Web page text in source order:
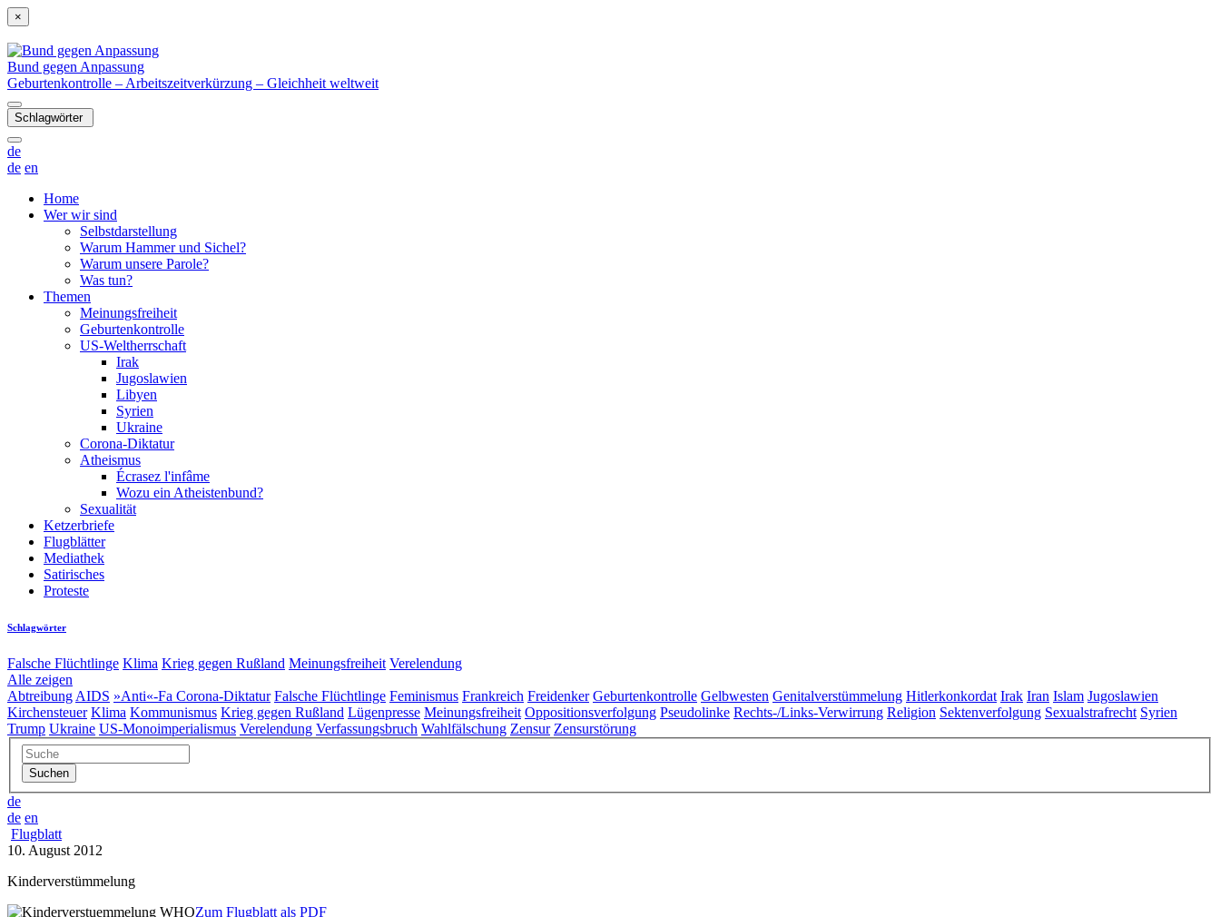
×
Bund gegen Anpassung
Geburtenkontrolle – Arbeitszeitverkürzung – Gleichheit weltweit
Schlagwörter
de
de en
Home
Wer wir sind
Selbstdarstellung
Warum Hammer und Sichel?
Warum unsere Parole?
Was tun?
Themen
Meinungsfreiheit
Geburtenkontrolle
US-Weltherrschaft
Irak
Jugoslawien
Libyen
Syrien
Ukraine
Corona-Diktatur
Atheismus
Écrasez l'infâme
Wozu ein Atheistenbund?
Sexualität
Ketzerbriefe
Flugblätter
Mediathek
Satirisches
Proteste
Schlagwörter
Falsche Flüchtlinge Klima Krieg gegen Rußland Meinungsfreiheit Verelendung
Alle zeigen
Abtreibung AIDS »Anti«-Fa Corona-Diktatur Falsche Flüchtlinge Feminismus Frankreich Freidenker Geburtenkontrolle Gelbwesten Genitalverstümmelung Hitlerkonkordat Irak Iran Islam Jugoslawien
Kirchensteuer Klima Kommunismus Krieg gegen Rußland Lügenpresse Meinungsfreiheit Oppositionsverfolgung Pseudolinke Rechts-/Links-Verwirrung Religion Sektenverfolgung Sexualstrafrecht Syrien
Trump Ukraine US-Monoimperialismus Verelendung Verfassungsbruch Wahlfälschung Zensur Zensurstörung
de
de en
Flugblatt
10. August 2012
Kinderverstümmelung
Zum Flugblatt als PDF